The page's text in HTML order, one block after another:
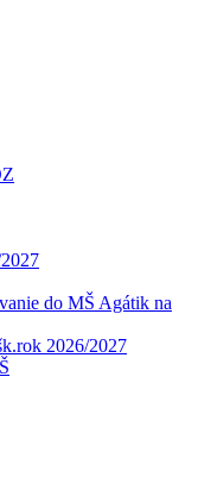
do MŠ Agátik na
2026/2027